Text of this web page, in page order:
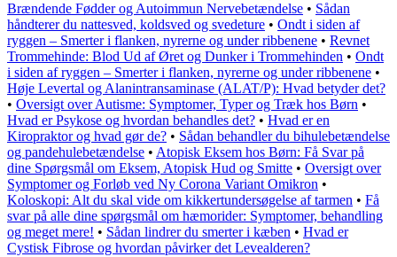
Brændende Fødder og Autoimmun Nervebetændelse • Sådan
håndterer du nattesved, koldsved og svedeture • Ondt i siden af
ryggen – Smerter i flanken, nyrerne og under ribbenene • Revnet
Trommehinde: Blod Ud af Øret og Dunker i Trommehinden • Ondt
i siden af ryggen – Smerter i flanken, nyrerne og under ribbenene •
Høje Levertal og Alanintransaminase (ALAT/P): Hvad betyder det?
• Oversigt over Autisme: Symptomer, Typer og Træk hos Børn •
Hvad er Psykose og hvordan behandles det? • Hvad er en
Kiropraktor og hvad gør de? • Sådan behandler du bihulebetændelse
og pandehulebetændelse • Atopisk Eksem hos Børn: Få Svar på
dine Spørgsmål om Eksem, Atopisk Hud og Smitte • Oversigt over
Symptomer og Forløb ved Ny Corona Variant Omikron •
Koloskopi: Alt du skal vide om kikkertundersøgelse af tarmen • Få
svar på alle dine spørgsmål om hæmorider: Symptomer, behandling
og meget mere! • Sådan lindrer du smerter i kæben • Hvad er
Cystisk Fibrose og hvordan påvirker det Levealderen?